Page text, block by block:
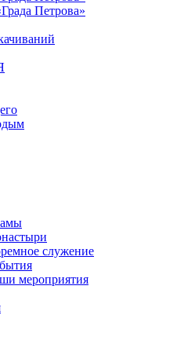
Петрова»
служение
мероприятия